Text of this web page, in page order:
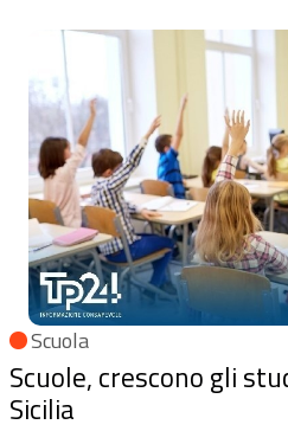
Scuola
Scuole, crescono gli
Sicilia